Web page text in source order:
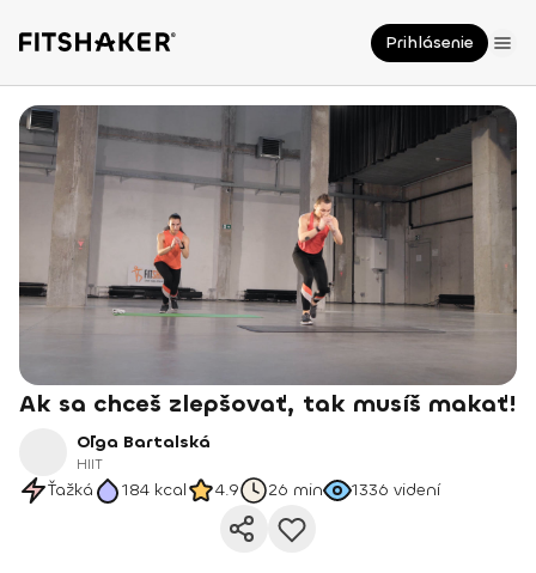
Prihlásenie
Ak sa chceš zlepšovať, tak musíš makať!
Oľga Bartalská
HIIT
Ťažká 184 kcal 4.9 26 min 1336 videní